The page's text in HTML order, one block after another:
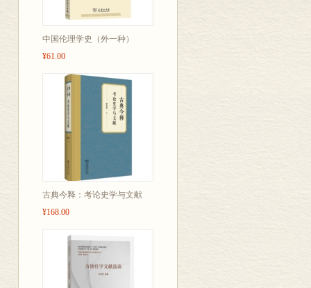
中国伦理学史（外一种）
¥61.00
古典今释：考论史学与文献
¥168.00